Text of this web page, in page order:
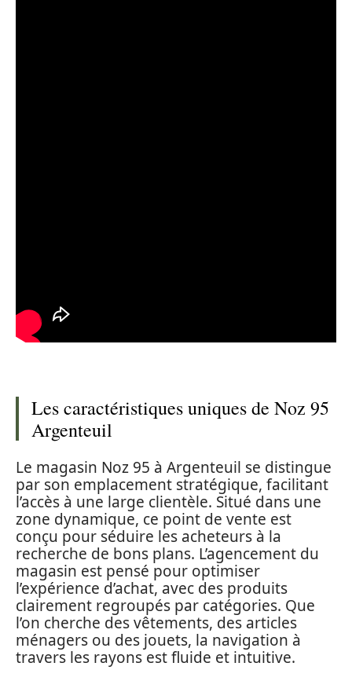
Les caractéristiques uniques de Noz 95
Argenteuil
Le magasin Noz 95 à Argenteuil se distingue
par son emplacement stratégique, facilitant
l’accès à une large clientèle. Situé dans une
zone dynamique, ce point de vente est
conçu pour séduire les acheteurs à la
recherche de bons plans. L’agencement du
magasin est pensé pour optimiser
l’expérience d’achat, avec des produits
clairement regroupés par catégories. Que
l’on cherche des vêtements, des articles
ménagers ou des jouets, la navigation à
travers les rayons est fluide et intuitive.